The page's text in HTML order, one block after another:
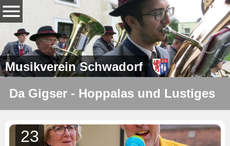
Musikverein Schwadorf
Da Gigser - Hoppalas und Lustiges
23